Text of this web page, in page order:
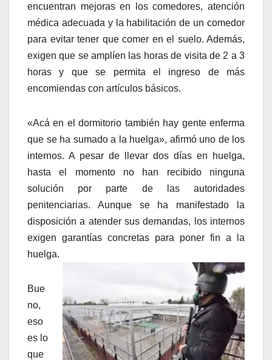
encuentran mejoras en los comedores, atención
médica adecuada y la habilitación de un comedor
para evitar tener que comer en el suelo. Además,
exigen que se amplíen las horas de visita de 2 a 3
horas y que se permita el ingreso de más
encomiendas con artículos básicos.
«Acá en el dormitorio también hay gente enferma
que se ha sumado a la huelga», afirmó uno de los
internos. A pesar de llevar dos días en huelga,
hasta el momento no han recibido ninguna
solución por parte de las autoridades
penitenciarias. Aunque se ha manifestado la
disposición a atender sus demandas, los internos
exigen garantías concretas para poner fin a la
huelga.
Bue
no,
eso
es lo
que